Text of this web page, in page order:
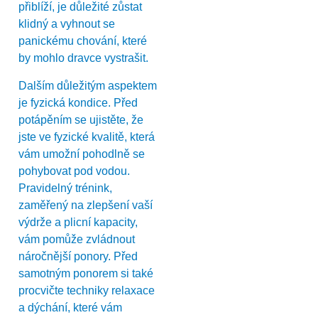
přiblíží, je důležité zůstat
klidný a vyhnout se
panickému chování, které
by mohlo dravce vystrašit.
Dalším důležitým aspektem
je fyzická kondice. Před
potápěním se ujistěte, že
jste ve fyzické kvalitě, která
vám umožní pohodlně se
pohybovat pod vodou.
Pravidelný trénink,
zaměřený na zlepšení vaší
výdrže a plicní kapacity,
vám pomůže zvládnout
náročnější ponory. Před
samotným ponorem si také
procvičte techniky relaxace
a dýchání, které vám